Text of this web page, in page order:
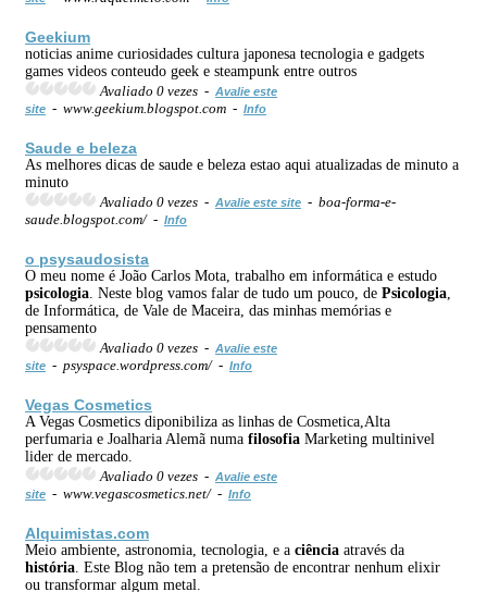
Geekium
noticias anime curiosidades cultura japonesa tecnologia e gadgets
games videos conteudo geek e steampunk entre outros
Avaliado 0 vezes - Avalie este
site - www.geekium.blogspot.com - Info
Saude e beleza
As melhores dicas de saude e beleza estao aqui atualizadas de minuto a
minuto
Avaliado 0 vezes - Avalie este site - boa-forma-e-
saude.blogspot.com/ - Info
o psysaudosista
O meu nome é João Carlos Mota, trabalho em informática e estudo
psicologia . Neste blog vamos falar de tudo um pouco, de Psicologia
de Informática, de Vale de Maceira, das minhas memórias e
pensamento
Avaliado 0 vezes - Avalie este
site - psyspace.wordpress.com/ - Info
Vegas Cosmetics
A Vegas Cosmetics diponibiliza as linhas de Cosmetica,Alta
perfumaria e Joalharia Alemã numa filosofia Marketing multinivel
lider de mercado.
Avaliado 0 vezes - Avalie este
site - www.vegascosmetics.net/ - Info
Alquimistas.com
Meio ambiente, astronomia, tecnologia, e a ciência através da
história . Este Blog não tem a pretensão de encontrar nenhum elixir
ou transformar algum metal.